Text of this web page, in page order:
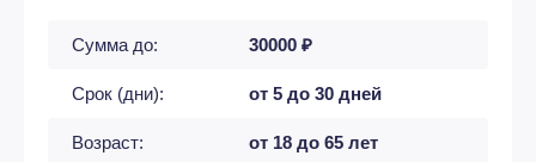
Сумма до: 30000 ₽
Срок (дни): от 5 до 30 дней
Возраст: от 18 до 65 лет